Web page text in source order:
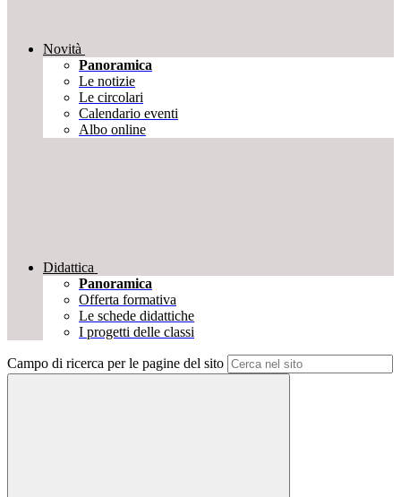
Novità
Panoramica
Le notizie
Le circolari
Calendario eventi
Albo online
Didattica
Panoramica
Offerta formativa
Le schede didattiche
I progetti delle classi
Campo di ricerca per le pagine del sito